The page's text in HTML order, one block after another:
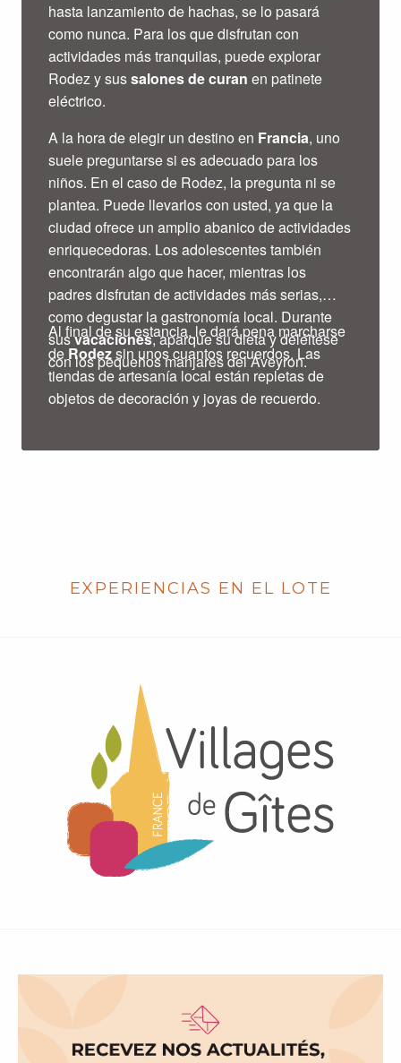
hasta lanzamiento de hachas, se lo pasará
como nunca. Para los que disfrutan con
actividades más tranquilas, puede explorar
Rodez y sussalones de curan en patinete
eléctrico.
A la hora de elegir un destino en Francia, uno
suele preguntarse si es adecuado para los
niños. En el caso de Rodez, la pregunta ni se
plantea. Puede llevarlos con usted, ya que la
ciudad ofrece un amplio abanico de actividades
enriquecedoras. Los adolescentes también
encontrarán algo que hacer, mientras los
padres disfrutan de actividades más serias,
como degustar la gastronomía local. Durante
susvacaciones, aparque su dieta y deléitese
con los pequeños manjares del Aveyron.
Al final de su estancia, le dará pena marcharse
de Rodezsin unos cuantos recuerdos. Las
tiendas de artesanía local están repletas de
objetos de decoración y joyas de recuerdo.
EXPERIENCIAS EN EL LOTE